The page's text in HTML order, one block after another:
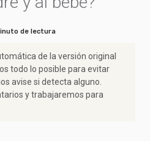
de lectura
de la versión original
todo lo posible para evitar
avise si detecta alguno.
y trabajaremos para